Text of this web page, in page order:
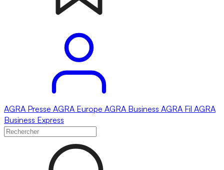
AGRA Presse AGRA Europe AGRA Business AGRA Fil AGRA
Business Express